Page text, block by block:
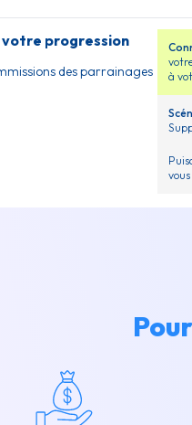
votre progression
des parrainages
à